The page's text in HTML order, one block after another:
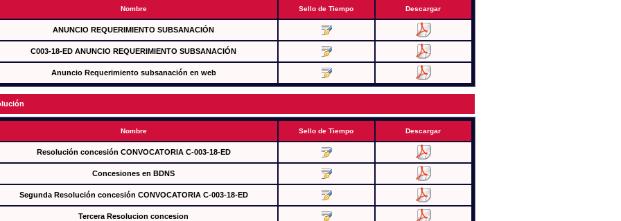
Nombre Sello de Tiempo Descargar
ANUNCIO REQUERIMIENTO SUBSANACIÓN
C003-18-ED ANUNCIO REQUERIMIENTO SUBSANACIÓN
Anuncio Requerimiento subsanación en web
Nombre Sello de Tiempo Descargar
Resolución concesión CONVOCATORIA C-003-18-ED
Concesiones en BDNS
Segunda Resolución concesión CONVOCATORIA C-003-18-ED
Tercera Resolucion concesion